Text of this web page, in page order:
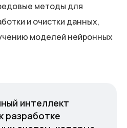
методы для
и очистки данных,
моделей нейронных
интеллект
разработке